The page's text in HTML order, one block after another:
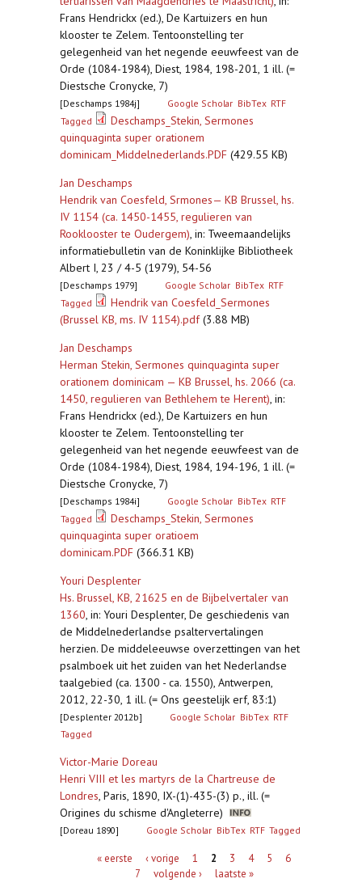
Frans Hendrickx (ed.), De Kartuizers en hun
klooster te Zelem. Tentoonstelling ter
gelegenheid van het negende eeuwfeest van de
Orde (1084-1984), Diest, 1984, 198-201, 1 ill. (=
Diestsche Cronycke, 7)
[Deschamps 1984j] Google Scholar BibTex RTF
Tagged
Deschamps_Stekin, Sermones
quinquaginta super orationem
dominicam_Middelnederlands.PDF (429.55 KB)
Jan Deschamps
Hendrik van Coesfeld, Srmones— KB Brussel, hs.
IV 1154 (ca. 1450-1455, regulieren van
Rooklooster te Oudergem), in: Tweemaandelijks
informatiebulletin van de Koninklijke Bibliotheek
Albert I, 23 / 4-5 (1979), 54-56
[Deschamps 1979] Google Scholar BibTex RTF
Tagged
Hendrik van Coesfeld_Sermones
(Brussel KB, ms. IV 1154).pdf(3.88 MB)
Jan Deschamps
Herman Stekin, Sermones quinquaginta super
orationem dominicam — KB Brussel, hs. 2066 (ca.
1450, regulieren van Bethlehem te Herent), in:
Frans Hendrickx (ed.), De Kartuizers en hun
klooster te Zelem. Tentoonstelling ter
gelegenheid van het negende eeuwfeest van de
Orde (1084-1984), Diest, 1984, 194-196, 1 ill. (=
Diestsche Cronycke, 7)
[Deschamps 1984i] Google Scholar BibTex RTF
Tagged
Deschamps_Stekin, Sermones
quinquaginta super oratioem
dominicam.PDF (366.31 KB)
Youri Desplenter
Hs. Brussel, KB, 21625 en de Bijbelvertaler van
1360, in: Youri Desplenter, De geschiedenis van
de Middelnederlandse psaltervertalingen
herzien. De middeleeuwse overzettingen van het
psalmboek uit het zuiden van het Nederlandse
taalgebied (ca. 1300 - ca. 1550), Antwerpen,
2012, 22-30, 1 ill. (= Ons geestelijk erf, 83:1)
[Desplenter 2012b] Google Scholar BibTex RTF
Tagged
Victor-Marie Doreau
Henri VIII et les martyrs de la Chartreuse de
Londres, Paris, 1890, IX-(1)-435-(3) p., ill. (=
Origines du schisme d'Angleterre)
[Doreau 1890] Google Scholar BibTex RTF Tagged
Pagina's« eerste ‹ vorige 1 2 3 4 5
6
7
volgende › laatste »